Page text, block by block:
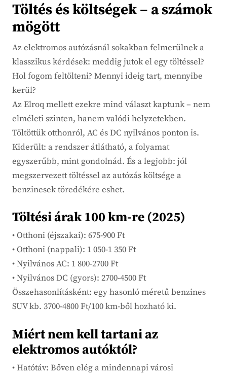
Töltés és költségek – a számok
mögött
Az elektromos autózásnál sokakban felmerülnek a
klasszikus kérdések: meddig jutok el egy töltéssel?
Hol fogom feltölteni? Mennyi ideig tart, mennyibe
kerül?
Az Elroq mellett ezekre mind választ kaptunk – nem
elméleti szinten, hanem valódi helyzetekben.
Töltöttük otthonról, AC és DC nyilvános ponton is.
Kiderült: a rendszer átlátható, a folyamat
egyszerűbb, mint gondolnád. És a legjobb: jól
megszervezett töltéssel az autózás költsége a
benzinesek töredékére eshet.
Töltési árak 100 km-re (2025)
• Otthoni (éjszakai): 675-900 Ft
• Otthoni (nappali): 1 050-1 350 Ft
• Nyilvános AC: 1 800-2700 Ft
• Nyilvános DC (gyors): 2700-4500 Ft
Összehasonlításként: egy hasonló méretű benzines
SUV kb. 3700-4800 Ft/100 km-ből hozható ki.
Miért nem kell tartani az
elektromos autóktól?
• Hatótáv: Bőven elég a mindennapi városi